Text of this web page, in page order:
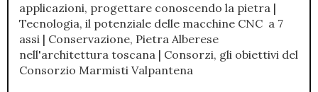
applicazioni, progettare conoscendo la pietra |
Tecnologia, il potenziale delle macchine CNC a 7
assi | Conservazione, Pietra Alberese
nell'architettura toscana | Consorzi, gli obiettivi del
Consorzio Marmisti Valpantena